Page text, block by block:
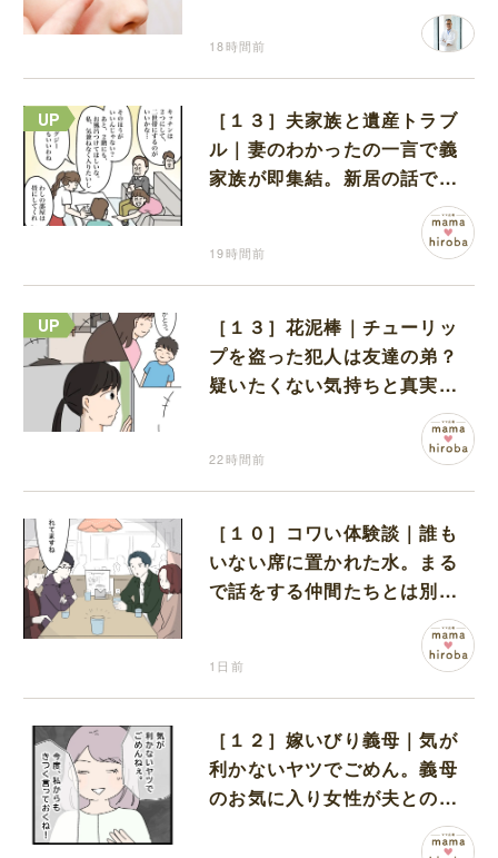
18時間前
［１３］夫家族と遺産トラブ
ル｜妻のわかったの一言で義
家族が即集結。新居の話で盛
り上がる義家族を置いて実家
19時間前
［１３］花泥棒｜チューリッ
プを盗った犯人は友達の弟？
疑いたくない気持ちと真実の
22時間前
［１０］コワい体験談｜誰も
いない席に置かれた水。まる
で話をする仲間たちとは別に
1日前
［１２］嫁いびり義母｜気が
利かないヤツでごめん。義母
のお気に入り女性が夫との親